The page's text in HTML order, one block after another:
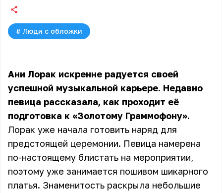
# Люди с обложки
Ани Лорак искренне радуется своей
успешной музыкальной карьере. Недавно
певица рассказала, как проходит её
подготовка к «Золотому Граммофону».
Лорак уже начала готовить наряд для
предстоящей церемонии. Певица намерена
по-настоящему блистать на мероприятии,
поэтому уже занимается пошивом шикарного
платья. Знаменитость раскрыла небольшие